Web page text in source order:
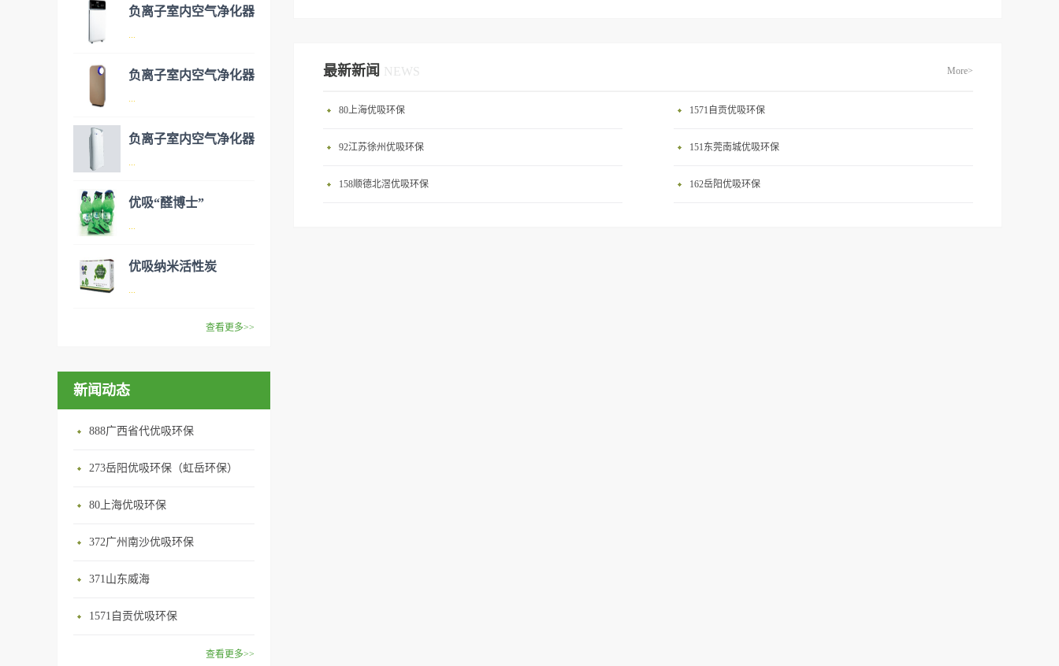
负离子室内空气净化器
...
般包括PM2.5、粉尘、花粉、
高空气清洁度的效果。主要功
能：除甲醛/除异味/杀菌应用
所、使用方法：见产品说明手
册
负离子室内空气净化器
...
般包括PM2.5、粉尘、花粉、
高空气清洁度的效果。主要功
能：除甲醛/除异味/杀菌应用
所、使用方法：见产品说明手
负离子室内空气净化器
...
般包括PM2.5、粉尘、花粉、
效去除挥发性有机物，有效提
所、使用方法：见产品说明手
优吸“醛博士”
...
在甲醛领域是非常专业的一位
以辅助净化空气，醛博士一肚
用。放在车里不仅能装饰更能
味，“醛博士”昭示着优吸在除
性。有博士的团队，才能更好
我们的“醛博士”就担此重任。
围：室内、车内等使用方法：
产
优吸纳米活性炭
...
无定形碳，也有排列规整的晶
体碳。优吸活性炭具有较强的
吸附性，广泛应用于生产、生
用范围：汽车、冰箱、食品
见产品说明手册产品类型：国
查看更多>>
新闻动态
888广西省代优吸环保
273岳阳优吸环保（虹岳环保）
80上海优吸环保
372广州南沙优吸环保
371山东威海
1571自贡优吸环保
查看更多>>
最新新闻 NEWS More>
80上海优吸环保 1571自贡优吸环保
92江苏徐州优吸环保 151东莞南城优吸环保
158顺德北滘优吸环保 162岳阳优吸环保